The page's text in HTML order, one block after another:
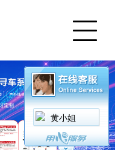
黄小姐